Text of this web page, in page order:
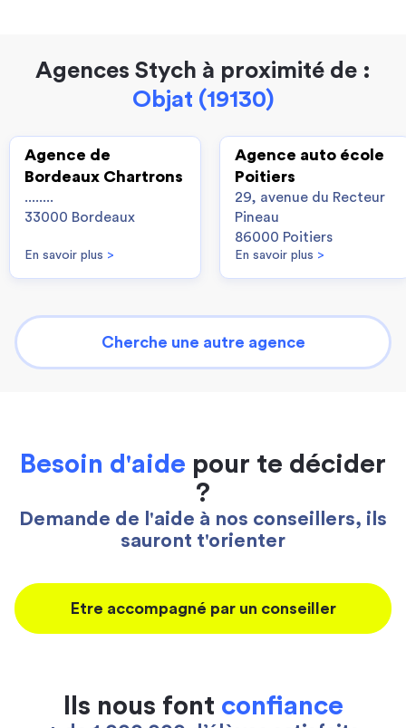
Agences Stych à proximité de :
Objat (19130)
Agence de
Bordeaux Chartrons
........
33000 Bordeaux
En savoir plus >
Agence auto école
Poitiers
29, avenue du Recteur
Pineau
86000 Poitiers
En savoir plus >
Cherche une autre agence
Besoin d'aide pour te décider
?
Demande de l'aide à nos conseillers, ils
sauront t'orienter
Etre accompagné par un conseiller
Ils nous font confiance